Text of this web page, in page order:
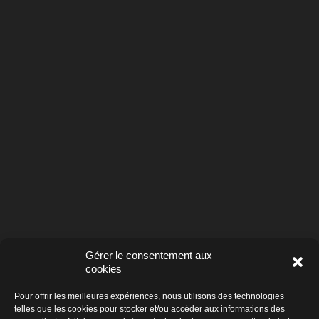
Gérer le consentement aux
cookies
Pour offrir les meilleures expériences, nous utilisons des technologies
telles que les cookies pour stocker et/ou accéder aux informations des